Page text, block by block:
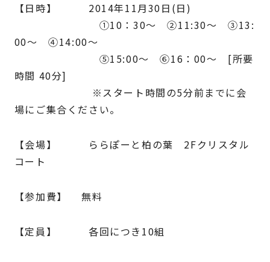
【日時】 2014年11月30日(日)
①10：30～ ②11:30～ ③13:
00～ ④14:00～
⑤15:00～ ⑥16：00～ [所要
時間 40分]
※スタート時間の5分前までに会
場にご集合ください。
【会場】 ららぽーと柏の葉 2Fクリスタル
コート
【参加費】 無料
【定員】 各回につき10組